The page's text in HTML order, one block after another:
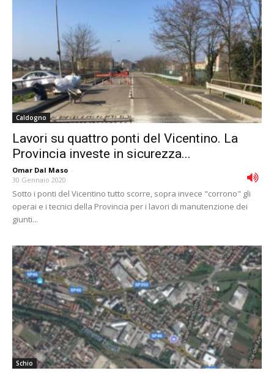
Caldogno
Lavori su quattro ponti del Vicentino. La
Provincia investe in sicurezza...
Omar Dal Maso -
30 Gennaio 2020
Sotto i ponti del Vicentino tutto scorre, sopra invece "corrono" gli
operai e i tecnici della Provincia per i lavori di manutenzione dei
giunti...
Schio